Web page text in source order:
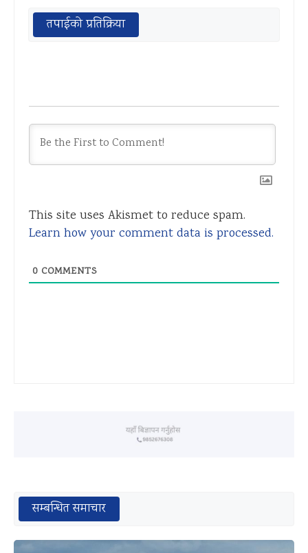
तपाईको प्रतिक्रिया
This site uses Akismet to reduce spam.
Learn how your comment data is processed.
0 COMMENTS
सम्बन्धित समाचार